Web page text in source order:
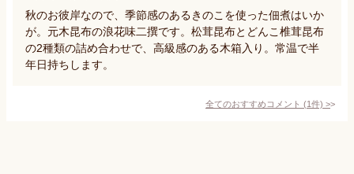
秋のお彼岸なので、季節感のあるきのこを使った佃煮はいか
が。元木昆布の浪花味二撰です。松茸昆布とどんこ椎茸昆布
の2種類の詰め合わせで、高級感のある木箱入り。常温で半
年日持ちします。
全てのおすすめコメント (1件) >